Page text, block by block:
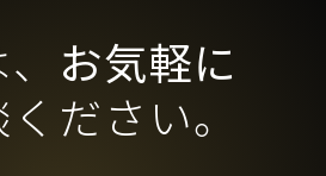
お気軽に
ださい。